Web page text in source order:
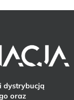
dystrybucją
oraz